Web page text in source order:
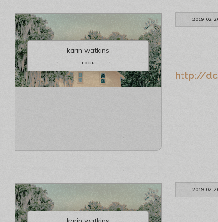
2019-02-
karin watkins
гость
http://
2019-02-